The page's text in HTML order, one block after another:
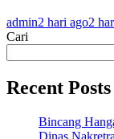
admin2 hari ago2
Cari
Recent Posts
Bincang